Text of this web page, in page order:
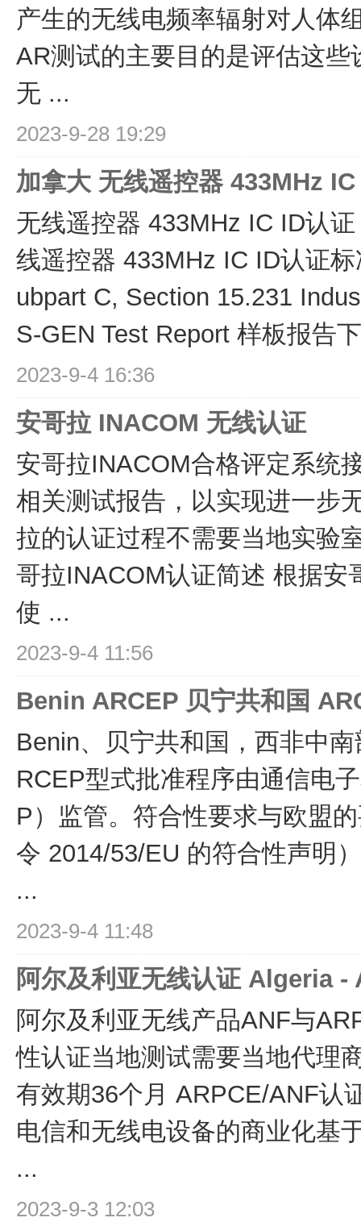
产生的无线电频率辐射对人体
AR测试的主要目的是评估这
无 ...
2023-9-28 19:29
加拿大 无线遥控器 433MHz
无线遥控器 433MHz IC ID认
线遥控器 433MHz IC ID认证
ubpart C, Section 15.231
S-GEN Test Report 样板报告
2023-9-4 16:36
安哥拉 INACOM 无线认证
安哥拉INACOM合格评定系统
相关测试报告，以实现进一步
拉的认证过程不需要当地实验
哥拉INACOM认证简述 根据安
使 ...
2023-9-4 11:56
Benin ARCEP 贝宁共和国
Benin、贝宁共和国，西非中
RCEP型式批准程序由通信电
P）监管。符合性要求与欧盟
令 2014/53/EU 的符合性声明
...
2023-9-4 11:48
阿尔及利亚无线认证 Algeria -
阿尔及利亚无线产品ANF与
性认证当地测试需要当地代理
有效期36个月 ARPCE/ANF认
电信和无线电设备的商业化基
...
2023-9-3 12:03